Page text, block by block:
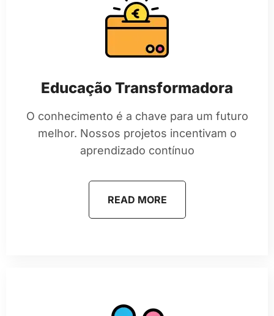
Educação Transformadora
O conhecimento é a chave para um futuro
melhor. Nossos projetos incentivam o
aprendizado contínuo
READ MORE